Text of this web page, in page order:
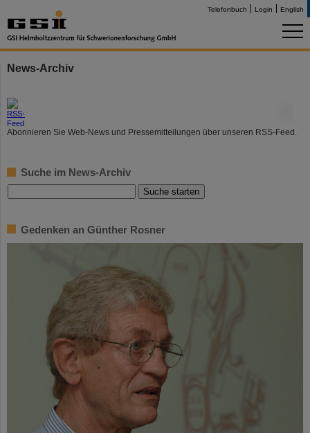
Telefonbuch Login English
News-Archiv
Abonnieren Sie Web-News und Pressemitteilungen über unseren RSS-Feed.
Suche im News-Archiv
Gedenken an Günther Rosner